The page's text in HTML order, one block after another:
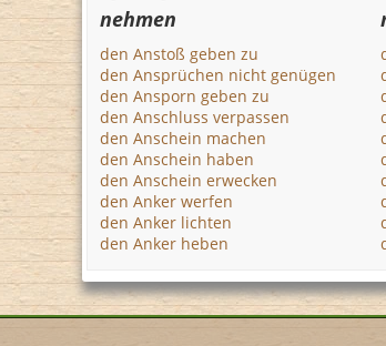
nehmen
den Anstoß geben zu
den Ansprüchen nicht genügen
den Ansporn geben zu
den Anschluss verpassen
den Anschein machen
den Anschein haben
den Anschein erwecken
den Anker werfen
den Anker lichten
den Anker heben